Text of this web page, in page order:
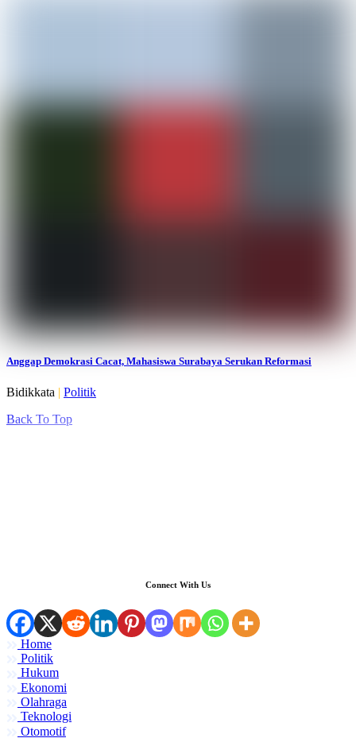
Anggap Demokrasi Cacat, Mahasiswa Surabaya Serukan Reformasi
Bidikkata | Politik
Back To Top
Connect With Us
Home
Politik
Hukum
Ekonomi
Olahraga
Teknologi
Otomotif